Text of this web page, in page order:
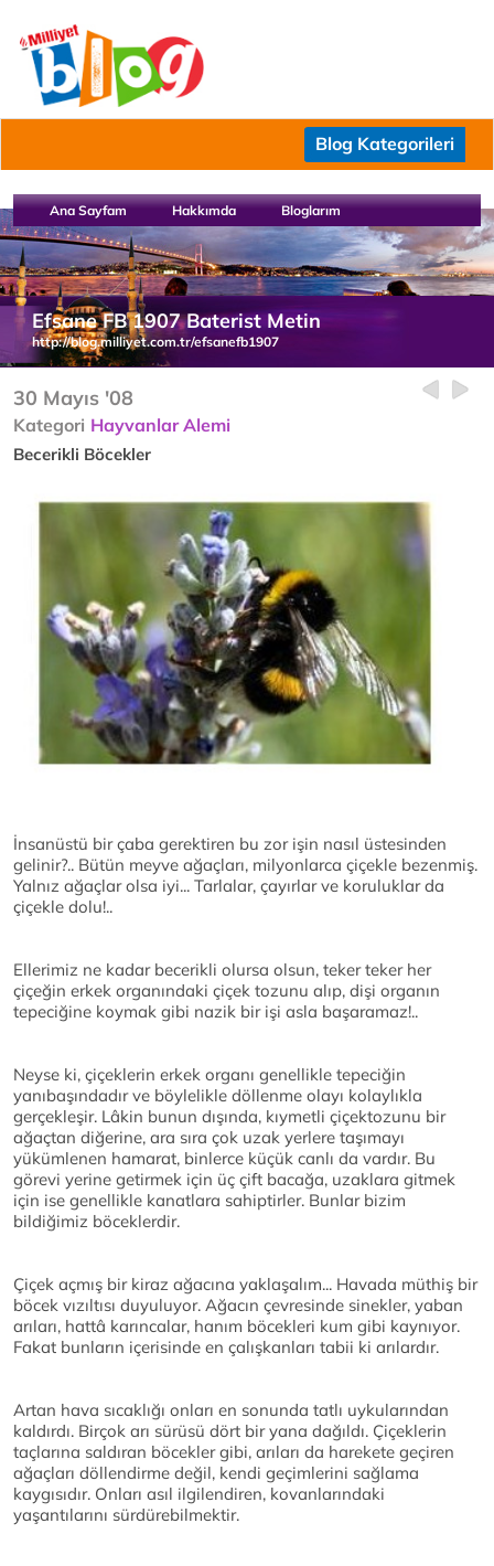
Blog Kategorileri
Ana Sayfam Hakkımda Bloglarım
Efsane FB 1907 Baterist Metin
http://blog.milliyet.com.tr/efsanefb1907
30 Mayıs '08
Kategori Hayvanlar Alemi
Becerikli Böcekler
İnsanüstü bir çaba gerektiren bu zor işin nasıl üstesinden
gelinir?.. Bütün meyve ağaçları, milyonlarca çiçekle bezenmiş.
Yalnız ağaçlar olsa iyi... Tarlalar, çayırlar ve koruluklar da
çiçekle dolu!..
Ellerimiz ne kadar becerikli olursa olsun, teker teker her
çiçeğin erkek organındaki çiçek tozunu alıp, dişi organın
tepeciğine koymak gibi nazik bir işi asla başaramaz!..
Neyse ki, çiçeklerin erkek organı genellikle tepeciğin
yanıbaşındadır ve böylelikle döllenme olayı kolaylıkla
gerçekleşir. Lâkin bunun dışında, kıymetli çiçektozunu bir
ağaçtan diğerine, ara sıra çok uzak yerlere taşımayı
yükümlenen hamarat, binlerce küçük canlı da vardır. Bu
görevi yerine getirmek için üç çift bacağa, uzaklara gitmek
için ise genellikle kanatlara sahiptirler. Bunlar bizim
bildiğimiz böceklerdir.
Çiçek açmış bir kiraz ağacına yaklaşalım... Havada müthiş bir
böcek vızıltısı duyuluyor. Ağacın çevresinde sinekler, yaban
arıları, hattâ karıncalar, hanım böcekleri kum gibi kaynıyor.
Fakat bunların içerisinde en çalışkanları tabii ki arılardır.
Artan hava sıcaklığı onları en sonunda tatlı uykularından
kaldırdı. Birçok arı sürüsü dört bir yana dağıldı. Çiçeklerin
taçlarına saldıran böcekler gibi, arıları da harekete geçiren
ağaçları döllendirme değil, kendi geçimlerini sağlama
kaygısıdır. Onları asıl ilgilendiren, kovanlarındaki
yaşantılarını sürdürebilmektir.